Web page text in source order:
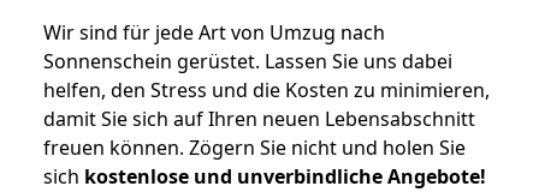
Wir sind für jede Art von Umzug nach
Sonnenschein gerüstet. Lassen Sie uns dabei
helfen, den Stress und die Kosten zu minimieren,
damit Sie sich auf Ihren neuen Lebensabschnitt
freuen können. Zögern Sie nicht und holen Sie
sich kostenlose und unverbindliche Angebote!